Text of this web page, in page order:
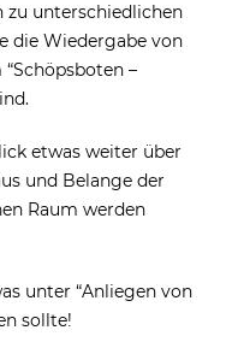
unterschiedlichen
die Wiedergabe von
–
etwas weiter über
und Belange der
Raum werden
unter “Anliegen von
sollte!